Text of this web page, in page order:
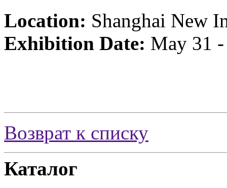
Location: Shanghai New
Exhibition Date: May 31
Возврат к списку
Каталог